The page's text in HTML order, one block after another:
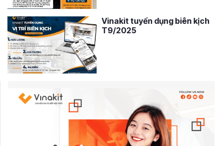
Vinakit tuyển dụng biên kịch
T9/2025